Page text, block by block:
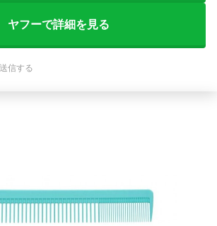
ヤフーで詳細を見る
信する